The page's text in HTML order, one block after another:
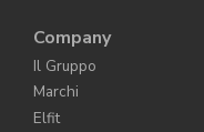
Company
Il Gruppo
Marchi
Elfit